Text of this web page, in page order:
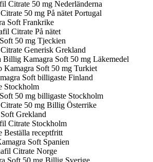
Citrate 50 mg Nederländerna
50 mg På nätet Portugal
Soft Frankrike
Citrate På nätet
50 mg Tjeckien
Generisk Grekland
Billig Kamagra Soft 50 mg Läkemedel
Kamagra Soft 50 mg Turkiet
Soft billigaste Finland
Stockholm
50 mg billigaste Stockholm
50 mg Billig Österrike
Grekland
Citrate Stockholm
Beställa receptfritt
Soft Spanien
Citrate Norge
Soft 50 mg Billig Sverige